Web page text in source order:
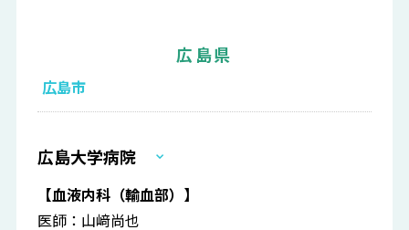
広島県
広島市
広島大学病院
【血液内科（輸血部）】
医師：山﨑尚也